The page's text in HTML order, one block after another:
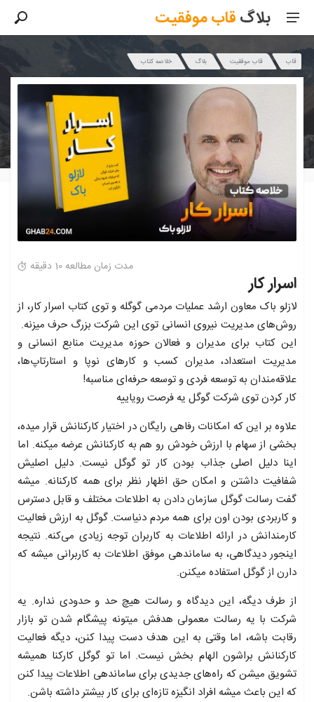
بلاگقابموفقیت
قاب قاب موفقیت بلاگ خلاصه کتاب
مدت زمان مطالعه 10 دقیقه
اسرار کار
لازلو باک معاون ارشد عملیات مردمی گوگله و توی کتاب اسرار کار، از
روش‌های مدیریت نیروی انسانی توی این شرکت بزرگ حرف میزنه.
این کتاب برای مدیران و فعالان حوزه مدیریت منابع انسانی و
مدیریت استعداد، مدیران کسب و کارهای نوپا و استارتاپ‌ها،
علاقه‌مندان به توسعه فردی و توسعه حرفه‌ای مناسبه!
کار کردن توی شرکت گوگل یه فرصت رویاییه
علاوه بر این که امکانات رفاهی رایگان در اختیار کارکنانش قرار میده،
بخشی از سهام با ارزش خودش رو هم به کارکنانش عرضه میکنه. اما
اینا دلیل اصلی جذاب بودن کار تو گوگل نیست. دلیل اصلیش
شفافیت داشتن و امکان حق اظهار نظر برای همه کارکنانه. میشه
گفت رسالت گوگل سازمان دادن به اطلاعات مختلف و قابل دسترس
و کاربردی بودن اون برای همه مردم دنیاست. گوگل به ارزش فعالیت
کارمندانش در ارائه اطلاعات به کاربران توجه زیادی می‌کنه. نتیجه
اینجور دیدگاهی، به ساماندهی موفق اطلاعات به کاربرانی میشه که
دارن از گوگل استفاده میکنن.
از طرف دیگه، این دیدگاه و رسالت هیچ حد و حدودی نداره. یه
شرکت با یه رسالت معمولی هدفش میتونه پیشگام شدن تو بازار
رقابت باشه، اما وقتی به این هدف دست پیدا کنن، دیگه فعالیت
کارکنانش براشون الهام بخش نیست. اما تو گوگل کارکنا همیشه
تشویق میشن که راه‌های جدیدی برای ساماندهی اطلاعات پیدا کنن
که این باعث میشه افراد انگیزه تازه‌ای برای کار بیشتر داشته باشن.